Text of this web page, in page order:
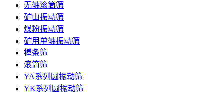
无轴滚筒筛
矿山振动筛
煤粉振动筛
矿用单轴振动筛
棒条筛
滚筒筛
YA系列圆振动筛
YK系列圆振动筛